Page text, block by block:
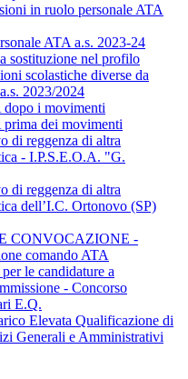
in ruolo personale ATA
ATA a.s. 2023-24
sostituzione nel profilo
scolastiche diverse da
2023/2024
i movimenti
dei movimenti
di reggenza di altra
- I.P.S.E.O.A. "G.
di reggenza di altra
dell’I.C. Ortonovo (SP)
CONVOCAZIONE -
comando ATA
le candidature a
- Concorso
E.Q.
Elevata Qualificazione di
Generali e Amministrativi